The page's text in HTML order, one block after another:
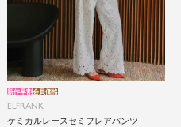
ELFRANK
ケミカルレースセミフレアパンツ
新作早割会員価格